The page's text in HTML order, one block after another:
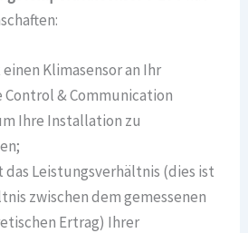
Klimasensor an Ihr
Control & Communication
Ihre Installation zu
das Leistungsverhältnis (dies ist
zwischen dem gemessenen
Ertrag) Ihrer